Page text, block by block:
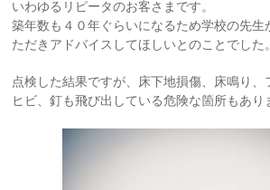
いわゆるリピータのお客さまです。
築年数も４０年ぐらいになるため学校の先生
ただきアドバイスしてほしいとのことでした。
点検した結果ですが、床下地損傷、床鳴り
ヒビ、釘も飛び出している危険な箇所もあり